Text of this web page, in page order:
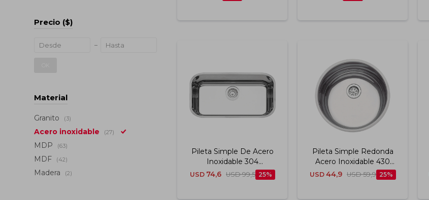
Pileta Simple De Acero
Inoxidable 304
Terminación Alto Brillo
56x34 Cm Tramontina
USD 74,6 USD 99,5 25
Pileta Simple Redonda
Acero Inoxidable 430
38x14 Cm Tramontina
USD 44,9 USD 59,9 25
Precio ($)
Material
Granito (3)
Acero inoxidable (27)
MDP (63)
MDF (42)
Madera (2)